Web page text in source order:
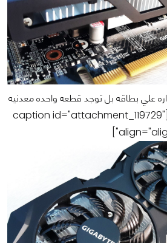
علي بطاقه بل توجد قطعه واحده معدنيه
كبيرة للتبريد[/caption] [caption id="attachment_119729"